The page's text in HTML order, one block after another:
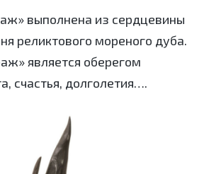
выполнена из сердцевины
реликтового мореного дуба.
является оберегом
счастья, долголетия….